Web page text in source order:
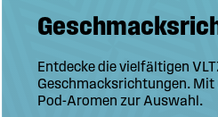
Entdecke die vielfältigen
Geschmacksrichtungen.
Pod-Aromen zur Auswahl.